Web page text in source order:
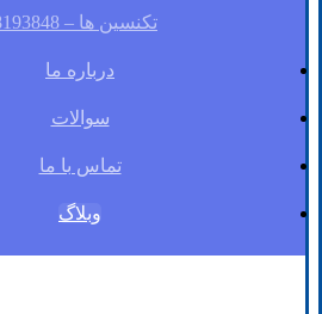
تکنسین ها – 09138193848
درباره ما
سوالات
تماس با ما
وبلاگ